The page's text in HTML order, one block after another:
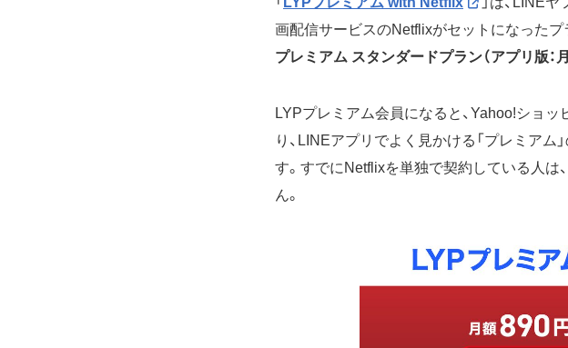
画配信サービスのNetflixがセットになったプ
プレミアム スタンダードプラン（アプリ版：
LYPプレミアム会員になると、Yahoo!ショ
り、LINEアプリでよく見かける「プレミア
す。すでにNetflixを単独で契約している人
ん。